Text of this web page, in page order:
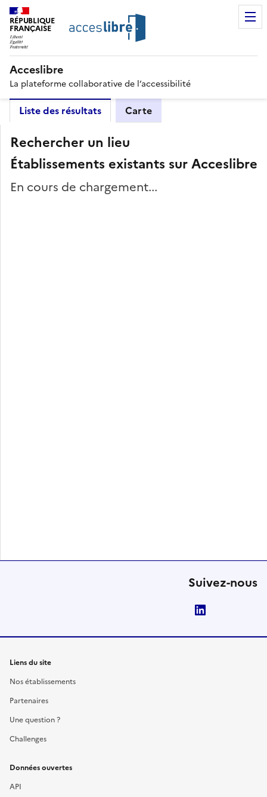
RÉPUBLIQUE
FRANÇAISE
Acceslibre
La plateforme collaborative de l’accessibilité
Liste des résultats Carte
Rechercher un lieu
Établissements existants sur Acceslibre
En cours de chargement...
Suivez-nous
Liens du site
Nos établissements
Partenaires
Une question ?
Challenges
Données ouvertes
API